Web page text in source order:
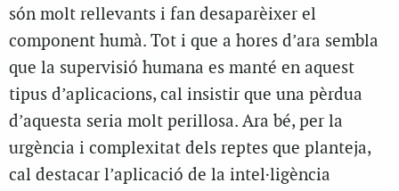
són molt rellevants i fan desaparèixer el
component humà. Tot i que a hores d’ara sembla
que la supervisió humana es manté en aquest
tipus d’aplicacions, cal insistir que una pèrdua
d’aquesta seria molt perillosa. Ara bé, per la
urgència i complexitat dels reptes que planteja,
cal destacar l’aplicació de la intel·ligència